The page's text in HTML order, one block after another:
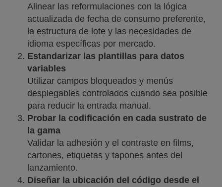
Alinear las reformulaciones con la lógica
actualizada de fecha de consumo preferente,
la estructura de lote y las necesidades de
idioma específicas por mercado.
Estandarizar las plantillas para datos
variables
Utilizar campos bloqueados y menús
desplegables controlados cuando sea posible
para reducir la entrada manual.
Probar la codificación en cada sustrato de
la gama
Validar la adhesión y el contraste en films,
cartones, etiquetas y tapones antes del
lanzamiento.
Diseñar la ubicación del código desde el